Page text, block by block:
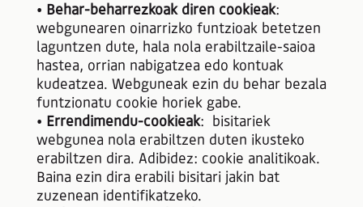
• Behar-beharrezkoak diren cookieak:
webgunearen oinarrizko funtzioak betetzen
laguntzen dute, hala nola erabiltzaile-saioa
hastea, orrian nabigatzea edo kontuak
kudeatzea. Webguneak ezin du behar bezala
funtzionatu cookie horiek gabe.
• Errendimendu-cookieak: bisitariek
webgunea nola erabiltzen duten ikusteko
erabiltzen dira. Adibidez: cookie analitikoak.
Baina ezin dira erabili bisitari jakin bat
zuzenean identifikatzeko.